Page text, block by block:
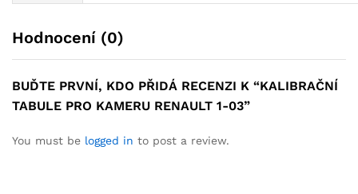
Hodnocení (0)
BUĎTE PRVNÍ, KDO PŘIDÁ RECENZI K “KALIBRAČNÍ
TABULE PRO KAMERU RENAULT 1-03”
You must be logged in to post a review.